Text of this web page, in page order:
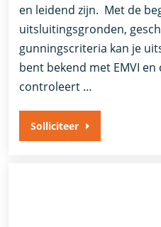
en leidend zijn. Met de
uitsluitingsgronden,
gunningscriteria kan je
bent bekend met EMVI en
controleert …
Solliciteer